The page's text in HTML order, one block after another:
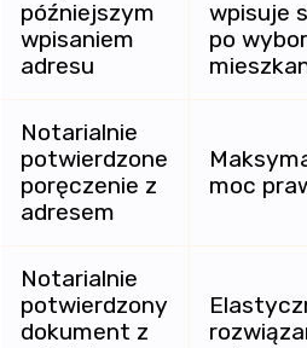
późniejszym
wpisaniem
adresu
wpisuje
po
Notarialnie
potwierdzone
poręczenie z
adresem
moc
Notarialnie
potwierdzony
dokument z